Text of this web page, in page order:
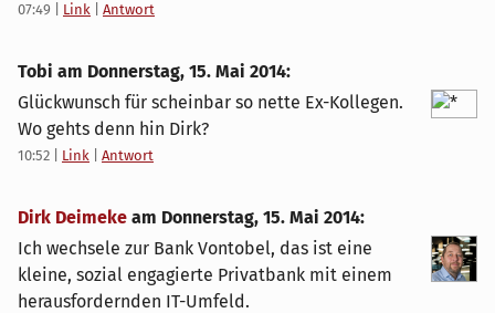
07:49 Link Antwort
Tobi am Donnerstag, 15. Mai 2014:
Glückwunsch für scheinbar so nette Ex-Kollegen.
Wo gehts denn hin Dirk?
10:52 Link Antwort
Dirk Deimeke am Donnerstag, 15. Mai 2014:
Ich wechsele zur Bank Vontobel, das ist eine
kleine, sozial engagierte Privatbank mit einem
herausfordernden IT-Umfeld.